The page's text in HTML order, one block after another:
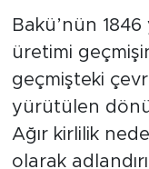
Beyaz
Bakü’nün 1846
üretimi
geçmişteki
yürütülen
Ağır kirlilik